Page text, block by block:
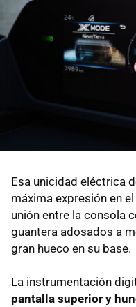
Esa unicidad eléctrica
máxima expresión en el
unión entre la consola
guantera adosados a
gran hueco en su base.
La instrumentación
pantalla superior y